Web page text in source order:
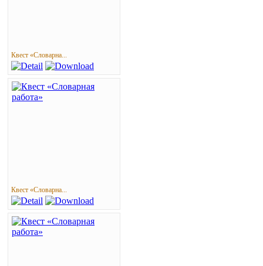
Квест «Словарна...
Квест «Словарна...